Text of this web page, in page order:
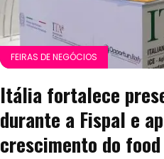
FEIRAS DE NEGÓCIOS
Itália fortalece
durante a Fispal e
crescimento do